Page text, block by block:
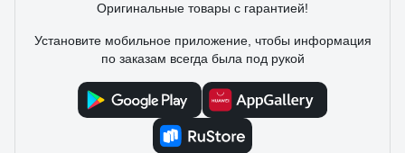
Оригинальные товары с гарантией!
Установите мобильное приложение, чтобы информация
по заказам всегда была под рукой